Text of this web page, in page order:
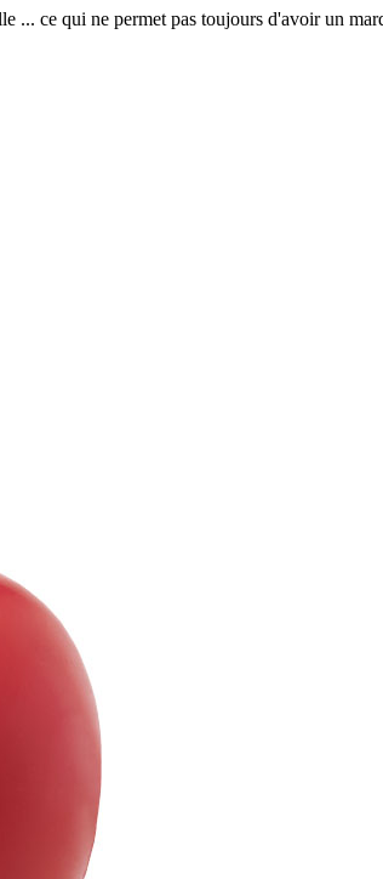
... ce qui ne permet pas toujours d'avoir un